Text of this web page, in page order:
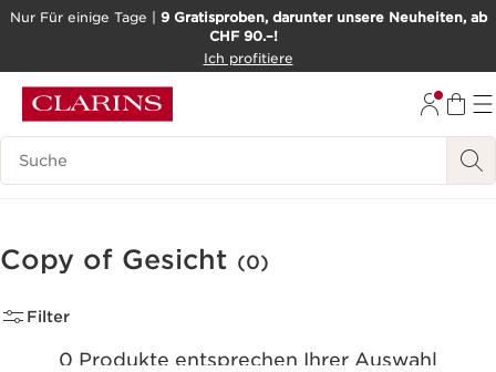
BARRIEREFREIHEITSWERKZEUG
Nur Für einige Tage | 9 Gratisproben, darunter unsere Neuheiten, ab
CHF 90.–!
Ich profitiere
Legende suchen
Copy of Gesicht (0)
Filter
0 Produkte entsprechen Ihrer Auswahl